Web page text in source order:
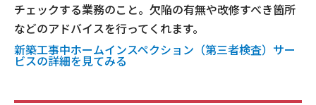
チェックする業務のこと。欠陥の有無や改修すべき箇所
などのアドバイスを行ってくれます。
新築工事中ホームインスペクション（第三者検査）サー
ビスの詳細を見てみる